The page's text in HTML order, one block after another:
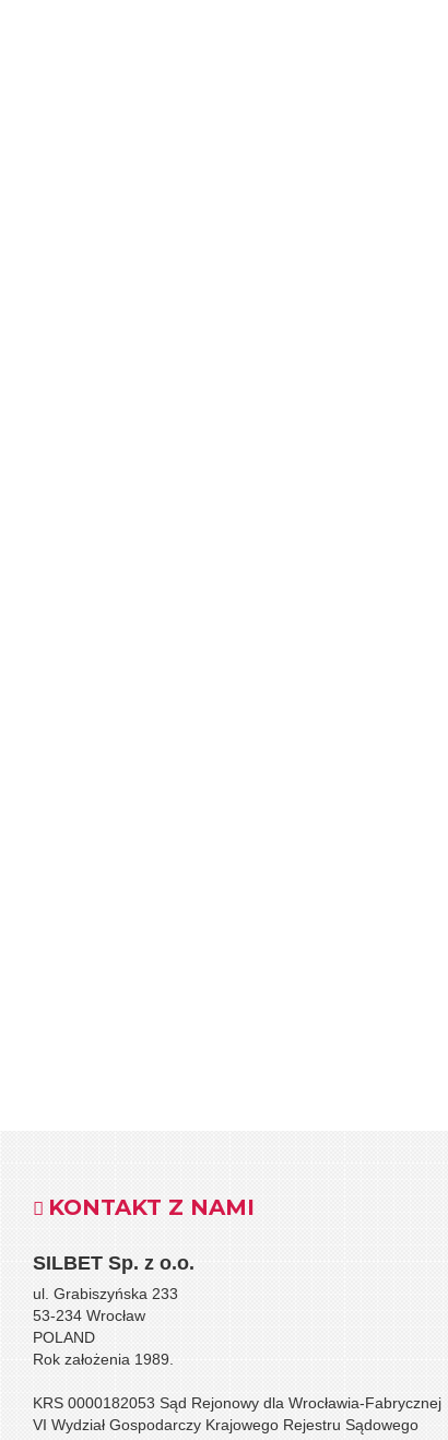
KONTAKT Z NAMI
SILBET Sp. z o.o.
ul. Grabiszyńska 233
53-234 Wrocław
POLAND
Rok założenia 1989.
KRS 0000182053 Sąd Rejonowy dla Wrocławia-Fabrycznej
VI Wydział Gospodarczy Krajowego Rejestru Sądowego